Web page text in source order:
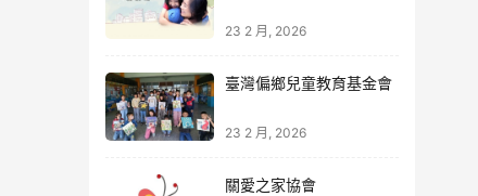
23 2 月, 2026
臺灣偏鄉兒童教育基金會
23 2 月, 2026
關愛之家協會